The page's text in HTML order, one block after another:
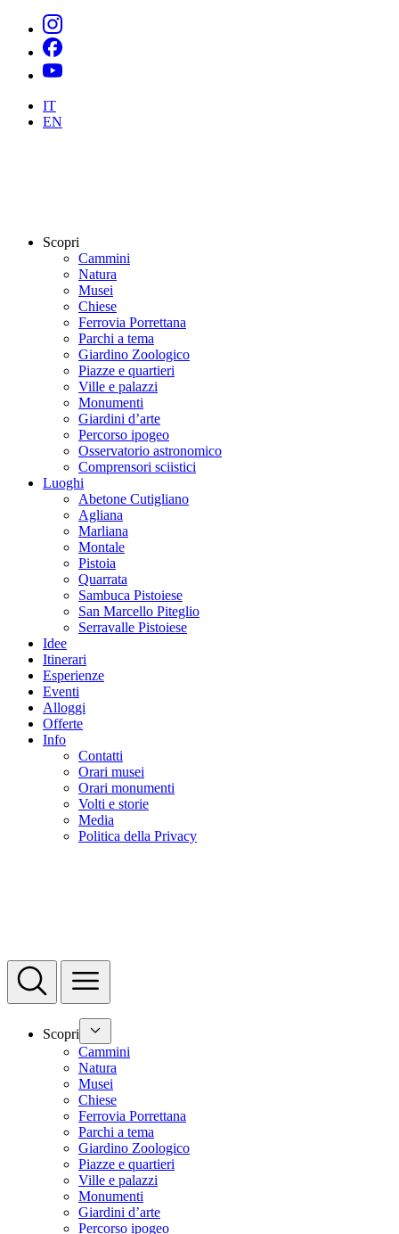
IT
EN
Scopri
Cammini
Natura
Musei
Chiese
Ferrovia Porrettana
Parchi a tema
Giardino Zoologico
Piazze e quartieri
Ville e palazzi
Monumenti
Giardini d’arte
Percorso ipogeo
Osservatorio astronomico
Comprensori sciistici
Luoghi
Abetone Cutigliano
Agliana
Marliana
Montale
Pistoia
Quarrata
Sambuca Pistoiese
San Marcello Piteglio
Serravalle Pistoiese
Idee
Itinerari
Esperienze
Eventi
Alloggi
Offerte
Info
Contatti
Orari musei
Orari monumenti
Volti e storie
Media
Politica della Privacy
Scopri
Cammini
Natura
Musei
Chiese
Ferrovia Porrettana
Parchi a tema
Giardino Zoologico
Piazze e quartieri
Ville e palazzi
Monumenti
Giardini d’arte
Percorso ipogeo